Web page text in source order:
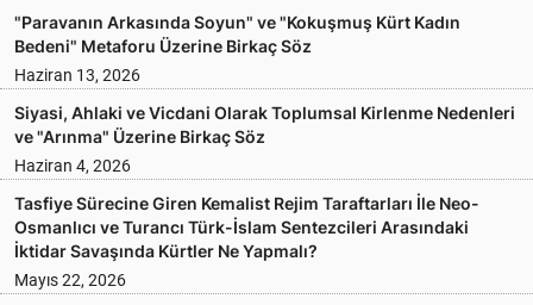
"Paravanın Arkasında Soyun" ve "Kokuşmuş Kürt Kadın
Bedeni" Metaforu Üzerine Birkaç Söz
Haziran 13, 2026
Siyasi, Ahlaki ve Vicdani Olarak Toplumsal Kirlenme Nedenleri
ve "Arınma" Üzerine Birkaç Söz
Haziran 4, 2026
Tasfiye Sürecine Giren Kemalist Rejim Taraftarları İle Neo-
Osmanlıcı ve Turancı Türk-İslam Sentezcileri Arasındaki
İktidar Savaşında Kürtler Ne Yapmalı?
Mayıs 22, 2026